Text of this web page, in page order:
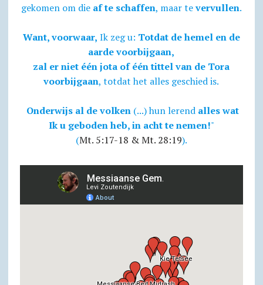
gekomen om die af te schaffen, maar tevervullen.
Want, voorwaar, Ik zeg u: Totdat de hemel en de
aarde voorbijgaan,
zal er niet één jota of één tittel van de Tora
voorbijgaan, totdat het alles geschied is.
Onderwijs al de volken(...) hun lerend alles wat
Ik u geboden heb, in acht te nemen!"
(Mt. 5:17-18 & Mt. 28:19).